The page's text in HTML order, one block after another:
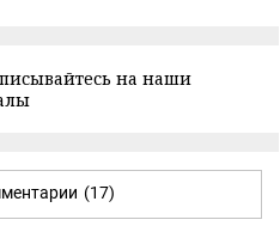
на наши
(17)